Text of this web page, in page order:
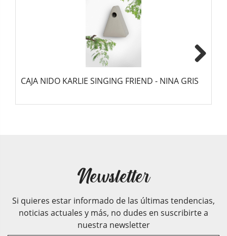
CAJA NIDO KARLIE SINGING FRIEND - NINA GRIS
Next
Newsletter
Si quieres estar informado de las últimas tendencias,
noticias actuales y más, no dudes en suscribirte a
nuestra newsletter